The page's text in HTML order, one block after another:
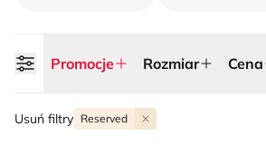
Promocje Rozmiar Cena
Usuń filtry Reserved